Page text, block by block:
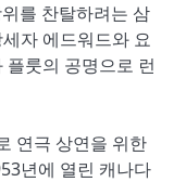
를 찬탈하려는 삼
자 에드워드와 요
룻의 공명으로 런
연극 상연을 위한
년에 열린 캐나다